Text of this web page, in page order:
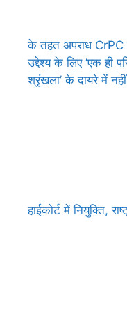
के तहत अपराध
उद्देश्य के लिए ‘एक ही
श्रृंखला’ के दायरे में
हाईकोर्ट में नियुक्ति,